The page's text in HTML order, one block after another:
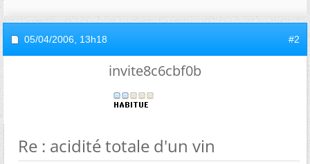
05/04/2006, 13h18 #2
invite8c6cbf0b
Re : acidité totale d'un vin